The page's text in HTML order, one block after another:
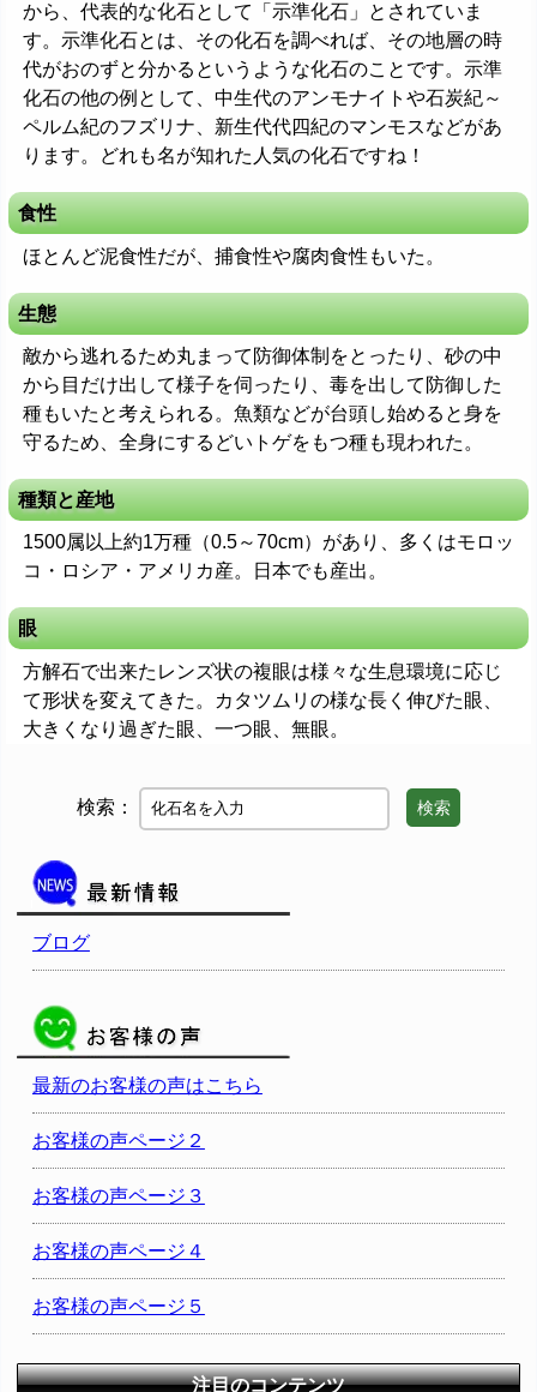
から、代表的な化石として「示準化石」とされていま
す。示準化石とは、その化石を調べれば、その地層の時
代がおのずと分かるというような化石のことです。示準
化石の他の例として、中生代のアンモナイトや石炭紀～
ペルム紀のフズリナ、新生代代四紀のマンモスなどがあ
ります。どれも名が知れた人気の化石ですね！
食性
ほとんど泥食性だが、捕食性や腐肉食性もいた。
生態
敵から逃れるため丸まって防御体制をとったり、砂の中
から目だけ出して様子を伺ったり、毒を出して防御した
種もいたと考えられる。魚類などが台頭し始めると身を
守るため、全身にするどいトゲをもつ種も現われた。
種類と産地
1500属以上約1万種（0.5～70cm）があり、多くはモロッ
コ・ロシア・アメリカ産。日本でも産出。
眼
方解石で出来たレンズ状の複眼は様々な生息環境に応じ
て形状を変えてきた。カタツムリの様な長く伸びた眼、
大きくなり過ぎた眼、一つ眼、無眼。
検索： 検索
ブログ
最新のお客様の声はこちら
お客様の声ページ２
お客様の声ページ３
お客様の声ページ４
お客様の声ページ５
注目のコンテンツ